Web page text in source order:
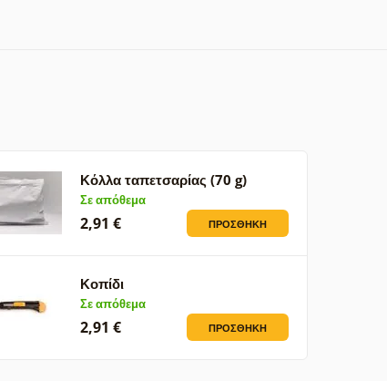
Κόλλα ταπετσαρίας (70 g)
Σε απόθεμα
2,91 € ΠΡΟΣΘΉΚΗ
Κοπίδι
Σε απόθεμα
2,91 € ΠΡΟΣΘΉΚΗ